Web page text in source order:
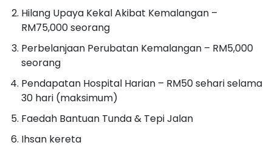
Hilang Upaya Kekal Akibat Kemalangan –
RM75,000 seorang
Perbelanjaan Perubatan Kemalangan – RM5,000
seorang
Pendapatan Hospital Harian – RM50 sehari selama
30 hari (maksimum)
Faedah Bantuan Tunda & Tepi Jalan
Ihsan kereta